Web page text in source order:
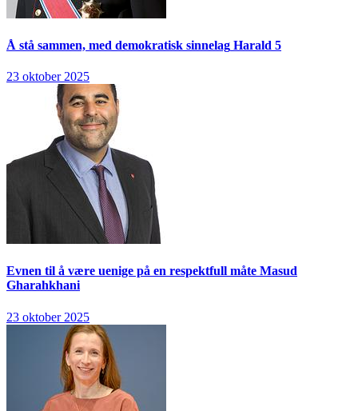
Å stå sammen, med demokratisk sinnelag Harald 5
23 oktober 2025
Evnen til å være uenige på en respektfull måte Masud
Gharahkhani
23 oktober 2025